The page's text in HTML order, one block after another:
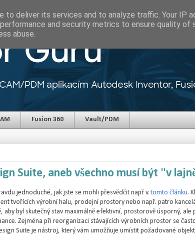
Fusion 360 Vault/PDM
Suite, aneb všechno musí být "v
jednoduché, jak jste se mohli přesvědčit např v.tomto článku.
tvořících výrobní halu, prodejní prostory nebo např. patro
aby byl skutečný stav maximálně efektivní, prostorově úsporný, ale
Zejména při reorganizaci stávajících výrobních prostor se
Suite je nástroj, který vám umožňuje umístit požadované
to deliver its services and to analyze traffic. Your IP
and security metrics to ensure quality of
abuse.